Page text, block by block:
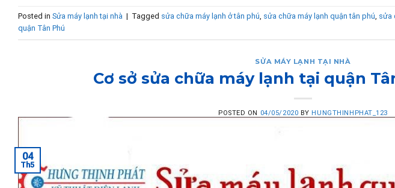
Posted in Sửa máy lạnh tại nhà | Tagged sửa chữa máy lạnh ở tân phú, sửa chữa máy lạnh quận tân phú, sửa
quận Tân Phú
SỬA MÁY LẠNH TẠI NHÀ
Cơ sở sửa chữa máy lạnh tại quận
POSTED ON 04/05/2020 BY HUNGTHINHPHAT_123
04
Th5